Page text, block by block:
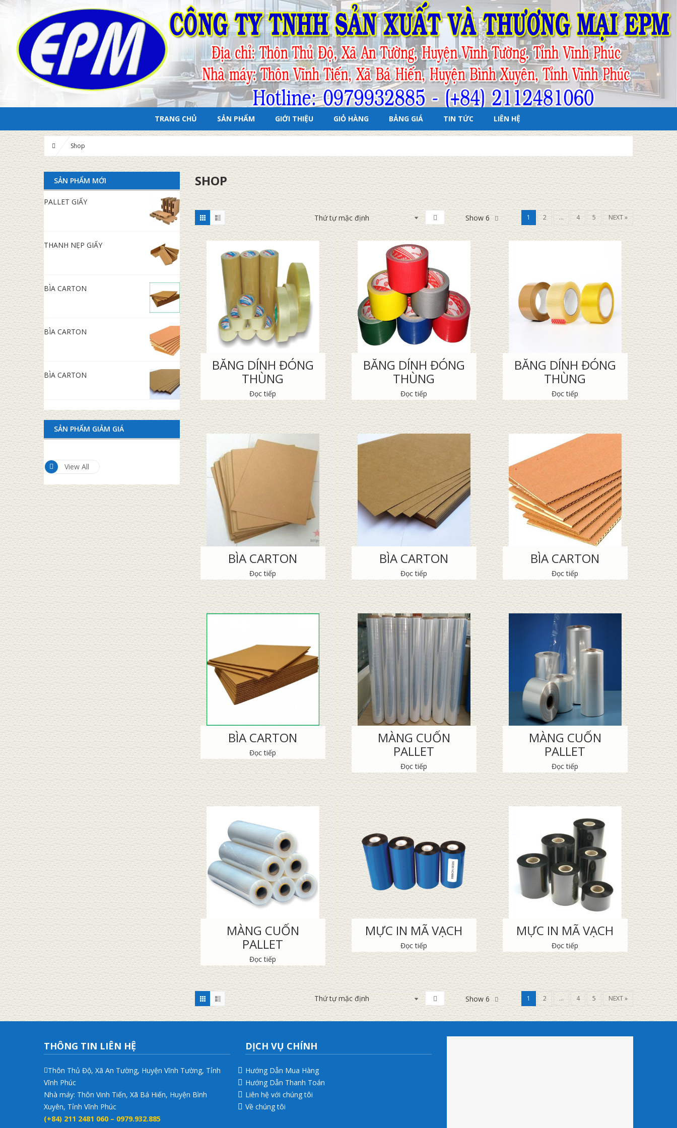
TRANG CHỦ SẢN PHẨM GIỚI THIỆU GIỎ HÀNG BẢNG GIÁ TIN TỨC LIÊN HỆ
Shop
SẢN PHẨM MỚI
PALLET GIẤY
THANH NẸP GIẤY
BÌA CARTON
BÌA CARTON
BÌA CARTON
SẢN PHẨM GIẢM GIÁ
View All
SHOP
1 2 … 4 5 NEXT »
Show 6
BĂNG DÍNH ĐÓNG
THÙNG
Đọc tiếp
BĂNG DÍNH ĐÓNG
THÙNG
Đọc tiếp
BĂNG DÍNH ĐÓNG
THÙNG
Đọc tiếp
BÌA CARTON
Đọc tiếp
BÌA CARTON
Đọc tiếp
BÌA CARTON
Đọc tiếp
BÌA CARTON
Đọc tiếp
MÀNG CUỐN
PALLET
Đọc tiếp
MÀNG CUỐN
PALLET
Đọc tiếp
MÀNG CUỐN
PALLET
Đọc tiếp
MỰC IN MÃ VẠCH
Đọc tiếp
MỰC IN MÃ VẠCH
Đọc tiếp
1 2 … 4 5 NEXT »
Show 6
THÔNG TIN LIÊN HỆ
Thôn Thủ Độ, Xã An Tường, Huyện Vĩnh Tường, Tỉnh
Vĩnh Phúc
Nhà máy: Thôn Vinh Tiến, Xã Bá Hiến, Huyện Bình
Xuyên, Tỉnh Vĩnh Phúc
(+84) 211 2481 060 – 0979.932.885
DỊCH VỤ CHÍNH
Hướng Dẫn Mua Hàng
Hướng Dẫn Thanh Toán
Liên hệ với chúng tôi
Về chúng tôi